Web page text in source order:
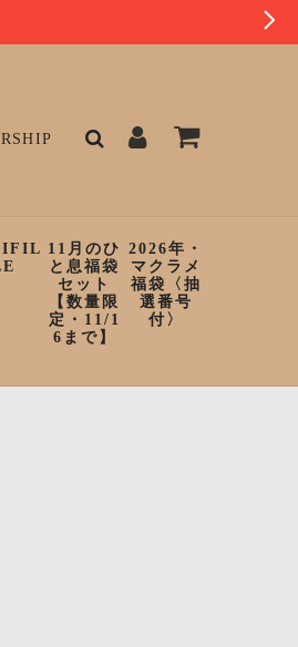
11月のひ
と息福袋
セット
【数量限
定・11/1
6まで】
2026年・
マクラメ
福袋〈抽
選番号
付〉